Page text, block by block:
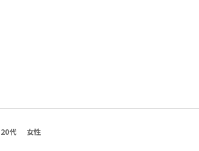
20代 女性